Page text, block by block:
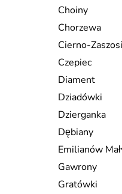
Choiny
Chorzewa
Cierno-
Czepiec
Diament
Dziadówki
Dzierganka
Dębiany
Emilianów
Gawrony
Gratówki